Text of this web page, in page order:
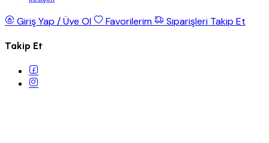
Giriş Yap / Üye Ol Favorilerim Siparişleri Takip Et
Takip Et